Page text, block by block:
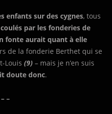
enfants sur des cygnes, tous
par les fonderies de
fonte aurait quant à elle
de la fonderie Berthet qui se
Louis (9) – mais je n’en suis
doute donc.
–